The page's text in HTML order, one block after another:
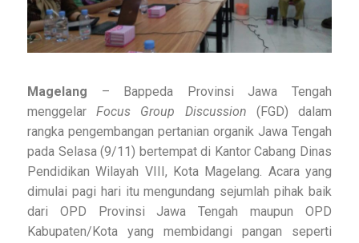
Magelang – Bappeda Provinsi Jawa Tengah
menggelarFocus Group Discussion (FGD) dalam
rangka pengembangan pertanian organik Jawa Tengah
pada Selasa (9/11) bertempat di Kantor Cabang Dinas
Pendidikan Wilayah VIII, Kota Magelang. Acara yang
dimulai pagi hari itu mengundang sejumlah pihak baik
dari OPD Provinsi Jawa Tengah maupun OPD
Kabupaten/Kota yang membidangi pangan seperti